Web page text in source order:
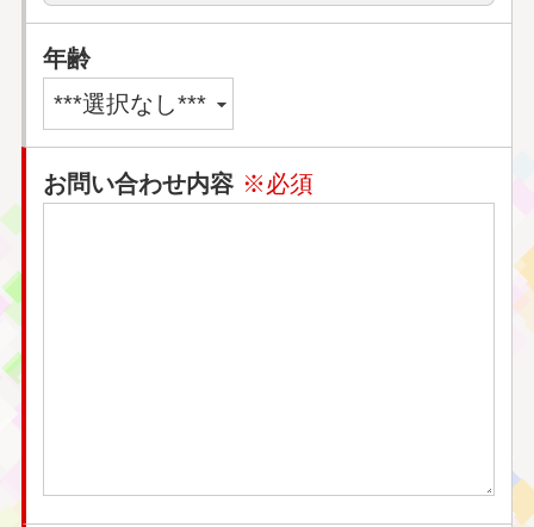
年齢
お問い合わせ内容 ※必須